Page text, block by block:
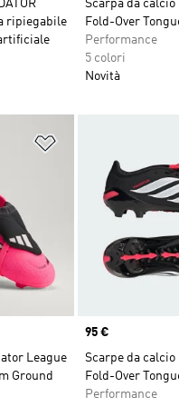
ripiegabile
Scarpa da
Fold-Over
Performance
5 colori
Novità
Aggiungi alla
League
Ground
Price
95 €
Scarpe da
Fold-Over
Performance